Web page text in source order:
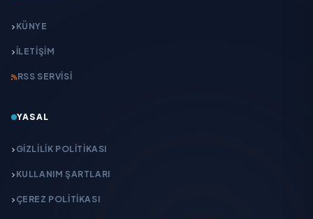
KÜNYE
İLETIŞIM
RSS SERVISI
YASAL
GIZLILIK POLITIKASI
KULLANIM ŞARTLARI
ÇEREZ POLITIKASI